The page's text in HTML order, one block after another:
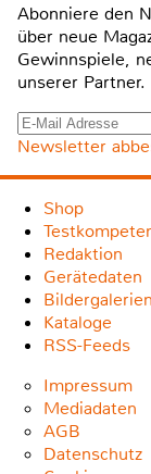
Abonniere den
über neue
Gewinnspiele,
unserer Partner.
Newsletter
Shop
Redaktion
Gerätedaten
Bildergalerien
Kataloge
RSS-Feeds
Impressum
Mediadaten
AGB
Datenschutz